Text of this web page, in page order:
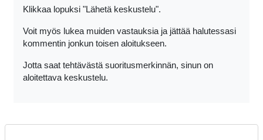
Klikkaa lopuksi "Lähetä keskustelu".
Voit myös lukea muiden vastauksia ja jättää halutessasi
kommentin jonkun toisen aloitukseen.
Jotta saat tehtävästä suoritusmerkinnän, sinun on
aloitettava keskustelu.